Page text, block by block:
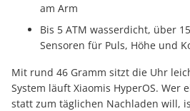
am Arm
Bis 5 ATM wasserdicht, über
Sensoren für Puls, Höhe und
Mit rund 46 Gramm sitzt die Uhr
System läuft Xiaomis HyperOS. Wer
statt zum täglichen Nachladen will,